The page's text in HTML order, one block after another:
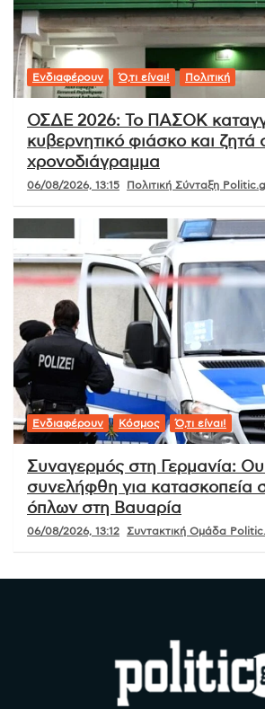
Ενδιαφέρουν Ό,τι είναι! Πολιτική
ΟΣΔΕ 2026: Το ΠΑΣΟΚ
κυβερνητικό φιάσκο και ζητά
χρονοδιάγραμμα
06/08/2026, 13:15 Πολιτική Σύνταξη
Ενδιαφέρουν Κόσμος Ό,τι είναι!
Συναγερμός στη Γερμανία:
συνελήφθη για κατασκοπεία
όπλων στη Βαυαρία
06/08/2026, 13:12 Συντακτική Ομάδα